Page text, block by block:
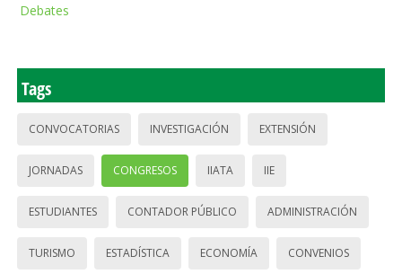
Debates
Tags
CONVOCATORIAS INVESTIGACIÓN EXTENSIÓN
JORNADAS CONGRESOS IIATA IIE
ESTUDIANTES CONTADOR PÚBLICO ADMINISTRACIÓN
TURISMO ESTADÍSTICA ECONOMÍA CONVENIOS